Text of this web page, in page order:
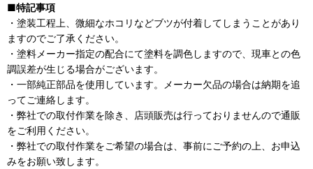
■特記事項
・塗装工程上、微細なホコリなどブツが付着してしまうことがあり
ますのでご了承ください。
・塗料メーカー指定の配合にて塗料を調色しますので、現車との色
調誤差が生じる場合がございます。
・一部純正部品を使用しています。メーカー欠品の場合は納期を追
ってご連絡します。
・弊社での取付作業を除き、店頭販売は行っておりませんので通販
をご利用ください。
・弊社での取付作業をご希望の場合は、事前にご予約の上、お申込
みをお願い致します。